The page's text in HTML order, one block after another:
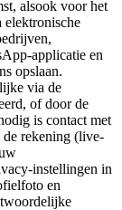
alsook voor het
elektronische
applicatie en
opslaan.
via de
of door de
is contact met
de rekening (live-
instellingen in
en